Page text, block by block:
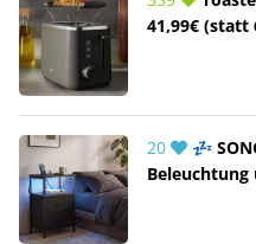
41,99€ (statt
20
💤
Beleuchtung